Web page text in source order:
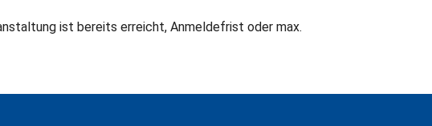
ist bereits erreicht, Anmeldefrist oder max.